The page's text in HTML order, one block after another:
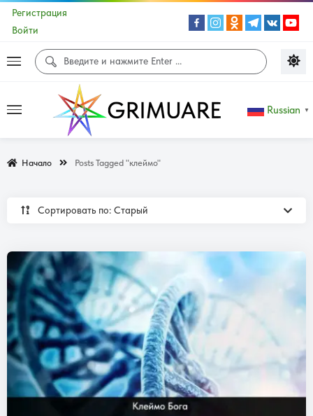
Регистрация
Войти
Russian ▼
Начало Posts Tagged "клеймо"
Сортировать по: Cтарый